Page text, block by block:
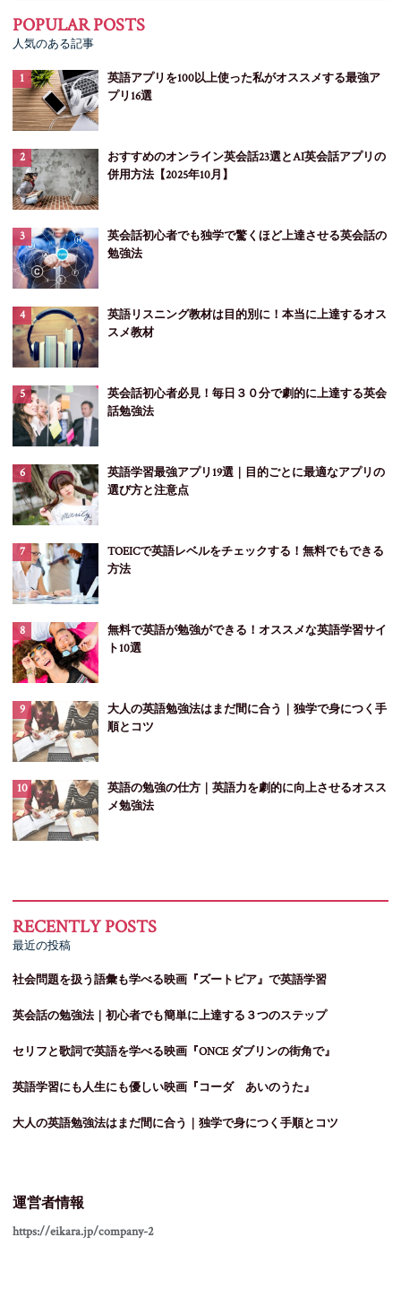
人気のある記事
英語アプリを100以上使った私がオススメする最強ア
プリ16選
おすすめのオンライン英会話23選とAI英会話アプリの
併用方法【2025年10月】
英会話初心者でも独学で驚くほど上達させる英会話の
勉強法
英語リスニング教材は目的別に！本当に上達するオス
スメ教材
英会話初心者必見！毎日３０分で劇的に上達する英会
話勉強法
英語学習最強アプリ19選｜目的ごとに最適なアプリの
選び方と注意点
TOEICで英語レベルをチェックする！無料でもできる
方法
無料で英語が勉強ができる！オススメな英語学習サイ
ト10選
大人の英語勉強法はまだ間に合う｜独学で身につく手
順とコツ
英語の勉強の仕方｜英語力を劇的に向上させるオスス
メ勉強法
最近の投稿
社会問題を扱う語彙も学べる映画『ズートピア』で英語学習
英会話の勉強法｜初心者でも簡単に上達する３つのステップ
セリフと歌詞で英語を学べる映画『ONCE ダブリンの街角で』
英語学習にも人生にも優しい映画『コーダ あいのうた』
大人の英語勉強法はまだ間に合う｜独学で身につく手順とコツ
運営者情報
https://eikara.jp/company-2